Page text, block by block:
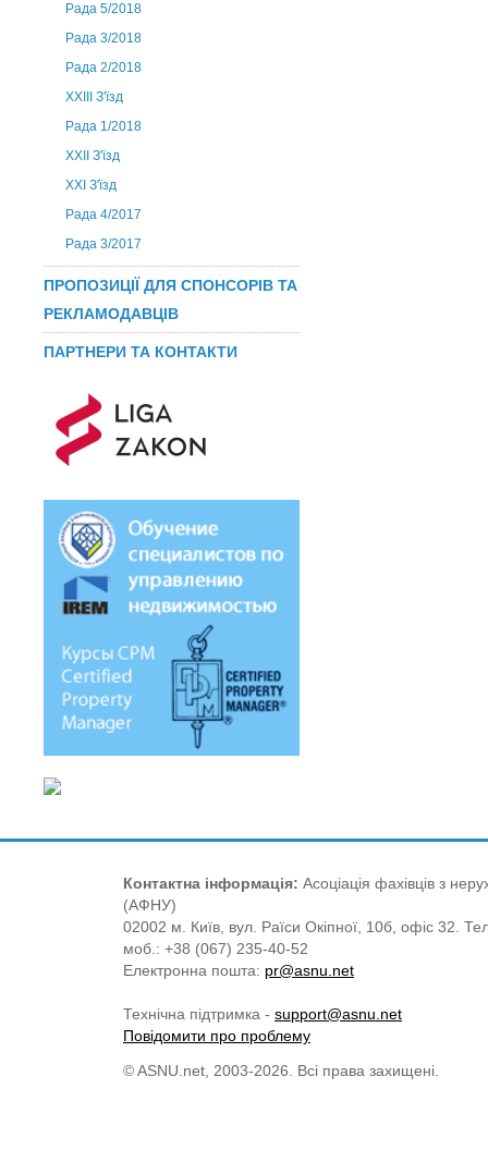
Рада 5/2018
Рада 3/2018
Рада 2/2018
XXIII З'їзд
Рада 1/2018
ХХІІ З'їзд
XXI З'їзд
Рада 4/2017
Рада 3/2017
ПРОПОЗИЦІЇ ДЛЯ СПОНСОРІВ ТА
РЕКЛАМОДАВЦІВ
ПАРТНЕРИ ТА КОНТАКТИ
Контактна інформація: Асоціація фахівців з
(АФНУ)
02002 м. Київ, вул. Раїси Окіпної, 10б, офіс 32.
моб.: +38 (067) 235-40-52
Електронна пошта: pr@asnu.net
Технічна підтримка - support@asnu.net
Повідомити про проблему
© ASNU.net, 2003-2026. Всі права захищені.